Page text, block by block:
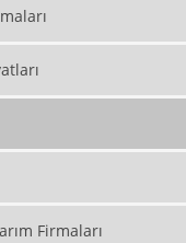
Firmaları